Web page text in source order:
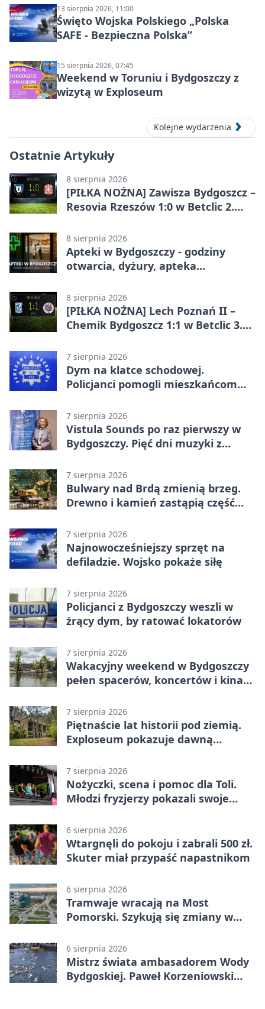
13 sierpnia 2026, 11:00
Święto Wojska Polskiego „Polska
SAFE - Bezpieczna Polska”
15 sierpnia 2026, 07:45
Weekend w Toruniu i Bydgoszczy z
wizytą w Exploseum
Kolejne wydarzenia
Ostatnie Artykuły
8 sierpnia 2026
[PIŁKA NOŻNA] Zawisza Bydgoszcz –
Resovia Rzeszów 1:0 w Betclic 2.
8 sierpnia 2026
Apteki w Bydgoszczy - godziny
otwarcia, dyżury, apteka
8 sierpnia 2026
[PIŁKA NOŻNA] Lech Poznań II –
Chemik Bydgoszcz 1:1 w Betclic 3.
Bydgoszczanie wywieźli punkt z
Wronek
7 sierpnia 2026
Dym na klatce schodowej.
Policjanci pomogli mieszkańcom
7 sierpnia 2026
Vistula Sounds po raz pierwszy w
Bydgoszczy. Pięć dni muzyki z
7 sierpnia 2026
Bulwary nad Brdą zmienią brzeg.
Drewno i kamień zastąpią część
7 sierpnia 2026
Najnowocześniejszy sprzęt na
defiladzie. Wojsko pokaże siłę
7 sierpnia 2026
Policjanci z Bydgoszczy weszli w
żrący dym, by ratować lokatorów
7 sierpnia 2026
Wakacyjny weekend w Bydgoszczy
pełen spacerów, koncertów i kina
7 sierpnia 2026
Piętnaście lat historii pod ziemią.
Exploseum pokazuje dawną
7 sierpnia 2026
Nożyczki, scena i pomoc dla Toli.
Młodzi fryzjerzy pokazali swoje
6 sierpnia 2026
Wtargnęli do pokoju i zabrali 500 zł.
Skuter miał przypaść napastnikom
6 sierpnia 2026
Tramwaje wracają na Most
Pomorski. Szykują się zmiany w
6 sierpnia 2026
Mistrz świata ambasadorem Wody
Bydgoskiej. Paweł Korzeniowski